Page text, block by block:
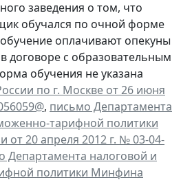
заведения о том, что
обучался по очной форме
оплачивают опекуны
договоре с образовательным
обучения не указана
по г. Москве от 26 июня
, письмо Департамента
тарифной политики
от 20 апреля 2012 г. № 03-04-
Департамента налоговой и
политики Минфина